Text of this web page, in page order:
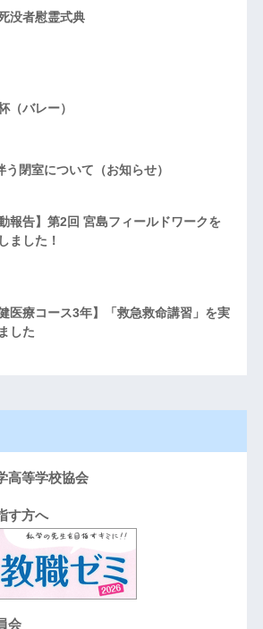
没者慰霊式典
（バレー）
閉室について（お知らせ）
動報告】第2回 宮島フィールドワークを
ました！
健医療コース3年】「救急救命講習」を実
した
高等学校協会
す方へ
会